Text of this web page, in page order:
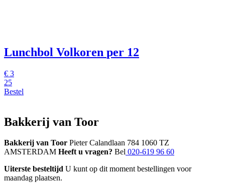
Lunchbol Volkoren per 12
€ 3
25
Bestel
Bakkerij van Toor
Bakkerij van Toor Pieter Calandlaan 784 1060 TZ
AMSTERDAM Heeft u vragen? Bel 020-619 96 60
Uiterste besteltijd U kunt op dit moment bestellingen voor
maandag plaatsen.